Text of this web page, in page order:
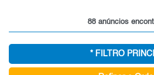
88 anúncios
* FILTRO